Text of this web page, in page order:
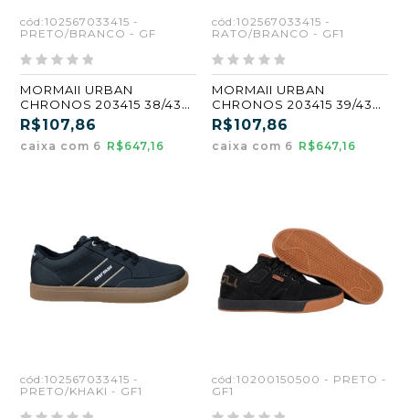
cód:102567033415 -
PRETO/BRANCO - GF
MORMAII URBAN
CHRONOS 203415 38/43
PRETO/BRANCO (GF)
(CX6)
R$107,86
caixa com 6 R$647,16
cód:102567033415 -
RATO/BRANCO - GF1
MORMAII URBAN
CHRONOS 203415 39/43
RATO/BRANCO (GF1)
(CX6)
R$107,86
caixa com 6 R$647,16
cód:102567033415 -
PRETO/KHAKI - GF1
cód:10200150500 - PRETO -
GF1